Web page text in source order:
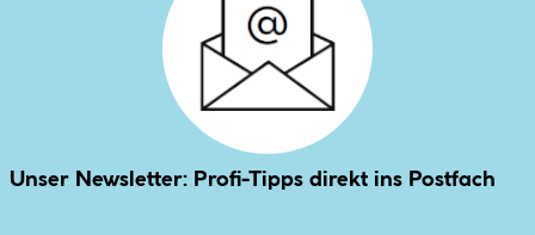
Unser Newsletter: Profi-Tipps direkt ins Postfach